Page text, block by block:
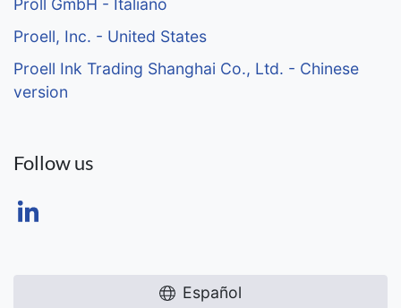
Pröll GmbH - Italiano
Proell, Inc. - United States
Proell Ink Trading Shanghai Co., Ltd. - Chinese
version
Follow us
Español